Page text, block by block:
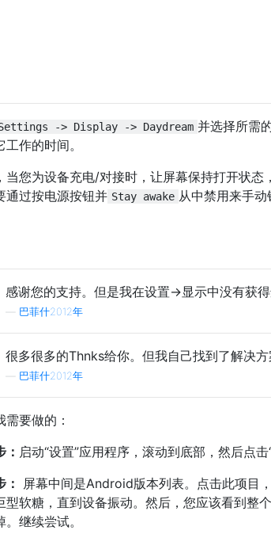
-> Display -> Daydream 并选择所需
工作的时间。
当您为设备充电/对接时，让屏幕保持打开状
通过按电源按钮并 Stay awake 从中禁用来手动
感谢您的支持。但是我在设置->显示中没有获
巴菲什2012年
很多很多的Thnks给你。但我自己找到了解决方
巴菲什2012年
需要做的：
： 启动“设置”应用程序，滚动到底部，然后点击
：
屏幕中间是Android版本列表。点击此项目
型软糖，直到设备振动。然后，您应该看到整
。继续尝试。